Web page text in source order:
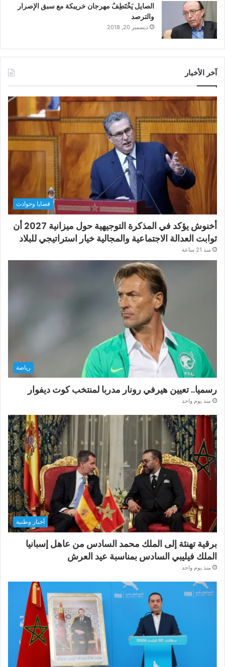
الصايل يَخْتَطِفُ مهرجان خريبكة مع سبق الإصرار
والترصد
ديسمبر 20, 2018
آخر الأخبار
قضايا وحوادث
أخنوش يؤكد في المذكرة التوجيهية حول ميزانية 2027 أن
ثوابت العدالة الاجتماعية والمجالية خيار استراتيجي للبلاد
منذ 21 ساعة
رياضة
رسميا.. تعيين هيرفي رونار مدربا لمنتخب كوت ديفوار
منذ يوم واحد
أخبار وطنية
برقية تهنئة إلى الملك محمد السادس من عاهل إسبانيا
الملك فيليبي السادس بمناسبة عيد العرش
منذ يوم واحد